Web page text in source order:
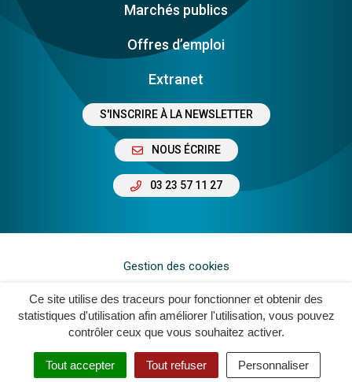
Ce site utilise des traceurs pour fonctionner et obtenir des
statistiques d'utilisation afin améliorer l'utilisation, vous pouvez
contrôler ceux que vous souhaitez activer.
Tout accepter Tout refuser Personnaliser
Marchés publics
Offres d’emploi
Extranet
S'INSCRIRE À LA NEWSLETTER
NOUS ÉCRIRE
03 23 57 11 27
Gestion des cookies
Plan du site
Mentions légales
Crédits